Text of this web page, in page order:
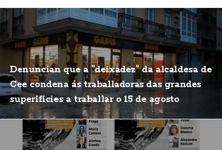
Denuncian que a "deixadez" da alcaldesa de
Cee condena ás traballadoras das grandes
superificies a traballar o 15 de agosto